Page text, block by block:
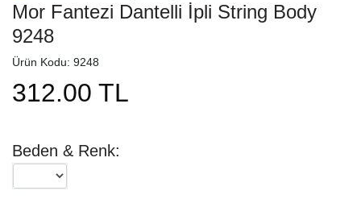
Mor Fantezi Dantelli İpli String Body
9248
Ürün Kodu: 9248
312.00 TL
Beden & Renk: